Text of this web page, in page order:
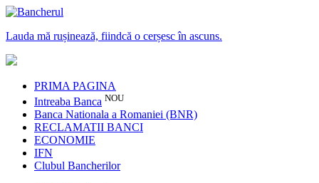
Lauda mă rușinează, fiindcă o cerșesc în ascuns.
PRIMA PAGINA
Intreaba Banca NOU
Banca Nationala a Romaniei (BNR)
RECLAMATII BANCI
ECONOMIE
IFN
Clubul Bancherilor